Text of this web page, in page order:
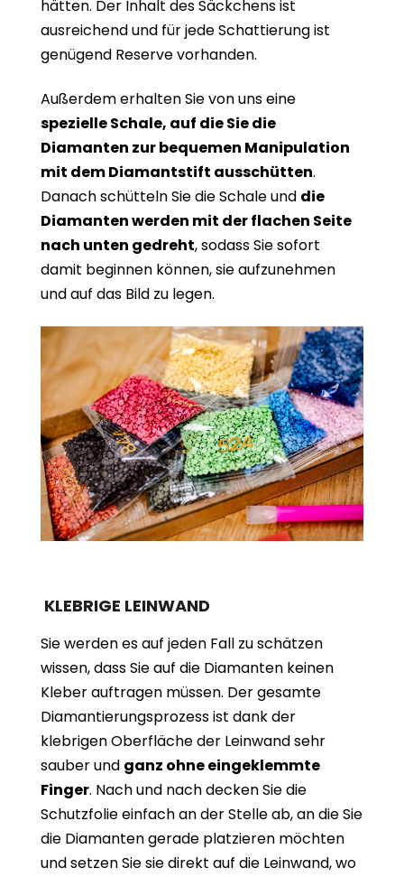
hätten. Der Inhalt des Säckchens ist
ausreichend und für jede Schattierung ist
genügend Reserve vorhanden.
Außerdem erhalten Sie von uns eine
spezielle Schale, auf die Sie die
Diamanten zur bequemen Manipulation
mit dem Diamantstift ausschütten.
Danach schütteln Sie die Schale und die
Diamanten werden mit der flachen Seite
nach unten gedreht, sodass Sie sofort
damit beginnen können, sie aufzunehmen
und auf das Bild zu legen.
KLEBRIGE LEINWAND
Sie werden es auf jeden Fall zu schätzen
wissen, dass Sie auf die Diamanten keinen
Kleber auftragen müssen. Der gesamte
Diamantierungsprozess ist dank der
klebrigen Oberfläche der Leinwand sehr
sauber und ganz ohne eingeklemmte
Finger. Nach und nach decken Sie die
Schutzfolie einfach an der Stelle ab, an die Sie
die Diamanten gerade platzieren möchten
und setzen Sie sie direkt auf die Leinwand, wo